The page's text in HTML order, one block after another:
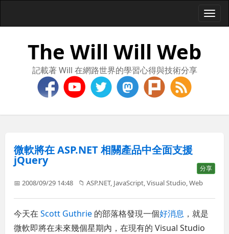
The Will Will Web
記載著 Will 在網路世界的學習心得與技術分享
微軟將在 ASP.NET 相關產品中全面支援
jQuery
分享
📅 2008/09/29 14:48 📁ASP.NET, JavaScript ,Visual Studio ,Web
今天在Scott Guthrie 的部落格發現一個好消息 ，就是
微軟即將在未來幾個星期內，在現有的 Visual Studio